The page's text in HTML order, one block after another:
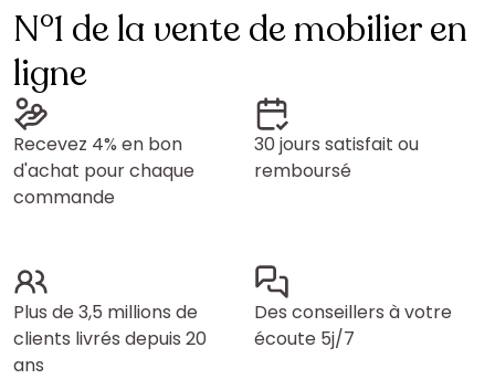
N°1 de la vente de mobilier en
ligne
Recevez 4% en bon
d'achat pour chaque
commande
30 jours satisfait ou
remboursé
Plus de 3,5 millions de
clients livrés depuis 20
ans
Des conseillers à votre
écoute 5j/7